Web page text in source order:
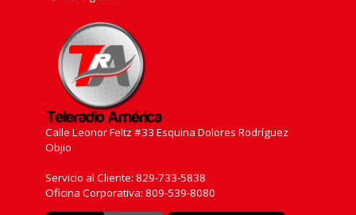
Calle Leonor Feltz #33 Esquina Dolores Rodríguez
Objio
Servicio al Cliente: 829-733-5838
Oficina Corporativa: 809-539-8080